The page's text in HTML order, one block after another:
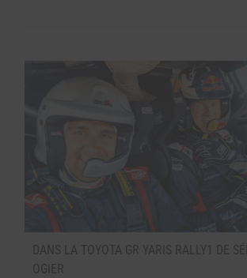
DANS LA TOYOTA GR YARIS RALLY1 DE
OGIER